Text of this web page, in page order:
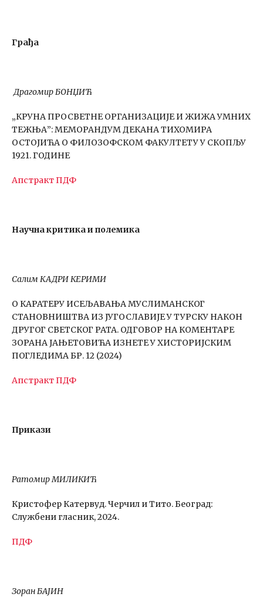
Грађа
Драгомир БОНЏИЋ
„КРУНА ПРОСВЕТНЕ ОРГАНИЗАЦИЈЕ И ЖИЖА УМНИХ
ТЕЖЊА”: МЕМОРАНДУМ ДЕКАНА ТИХОМИРА
ОСТОЈИЋА О ФИЛОЗОФСКОМ ФАКУЛТЕТУ У СКОПЉУ
1921. ГОДИНЕ
АпстрактПДФ
Научна критика и полемика
Салим КАДРИ КЕРИМИ
О КАРАТЕРУ ИСЕЉАВАЊА МУСЛИМАНСКОГ
СТАНОВНИШТВА ИЗ ЈУГОСЛАВИЈЕ У ТУРСКУ НАКОН
ДРУГОГ СВЕТСКОГ РАТА. ОДГОВОР НА КОМЕНТАРЕ
ЗОРАНА ЈАЊЕТОВИЋА ИЗНЕТЕ У ХИСТОРИЈСКИМ
ПОГЛЕДИМА БР. 12 (2024)
АпстрактПДФ
Прикази
Ратомир МИЛИКИЋ
Кристофер Катервуд. Черчил и Тито. Београд:
Службени гласник, 2024.
ПДФ
Зоран БАЈИН